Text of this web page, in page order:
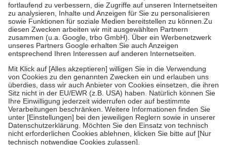
Diese Regeln gelten grundsätzlich auch für Online-Apotheken.
Bei Heilmitteln und häuslicher Krankenpflege beträgt die
Zuzahlung zehn Prozent der Kosten sowie zehn Euro je
Verordnung.
Um das Engagement der Versicherten für ihre eigene Gesundheit zu
stärken und die besondere Stellung der Familie zu unterstützen,
fallenkeine Zuzahlungenan bei:
• Kindern und Jugendlichen bis zum vollendeten 18. Lebensjahr
mit Ausnahme der Fahrkosten
• Untersuchungen zur Vorsorge und Früherkennung, die von der
GKV getragen werden
• empfohlenen Schutzimpfungen
• Harn- und Blutteststreifen